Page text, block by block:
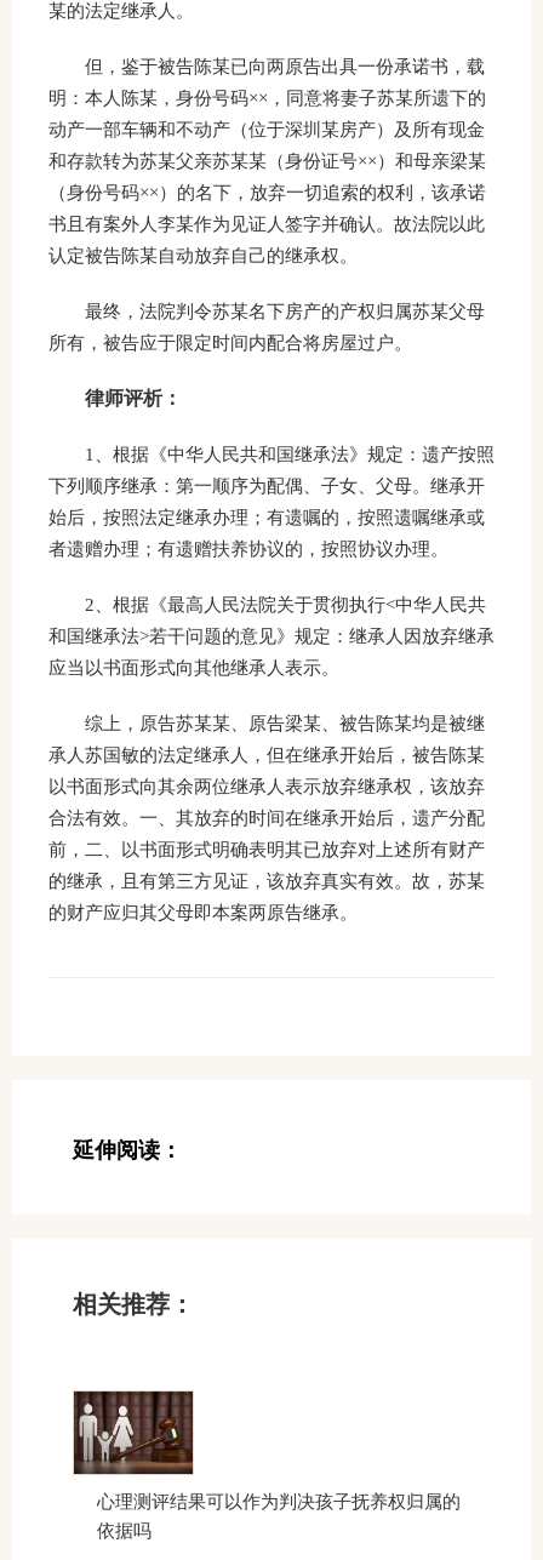
某的法定继承人。
但，鉴于被告陈某已向两原告出具一份承诺书，载
明：本人陈某，身份号码××，同意将妻子苏某所遗下的
动产一部车辆和不动产（位于深圳某房产）及所有现金
和存款转为苏某父亲苏某某（身份证号××）和母亲梁某
（身份号码××）的名下，放弃一切追索的权利，该承诺
书且有案外人李某作为见证人签字并确认。故法院以此
认定被告陈某自动放弃自己的继承权。
最终，法院判令苏某名下房产的产权归属苏某父母
所有，被告应于限定时间内配合将房屋过户。
律师评析：
1、根据《中华人民共和国继承法》规定：遗产按照
下列顺序继承：第一顺序为配偶、子女、父母。继承开
始后，按照法定继承办理；有遗嘱的，按照遗嘱继承或
者遗赠办理；有遗赠扶养协议的，按照协议办理。
2、根据《最高人民法院关于贯彻执行<中华人民共
和国继承法>若干问题的意见》规定：继承人因放弃继承
应当以书面形式向其他继承人表示。
综上，原告苏某某、原告梁某、被告陈某均是被继
承人苏国敏的法定继承人，但在继承开始后，被告陈某
以书面形式向其余两位继承人表示放弃继承权，该放弃
合法有效。一、其放弃的时间在继承开始后，遗产分配
前，二、以书面形式明确表明其已放弃对上述所有财产
的继承，且有第三方见证，该放弃真实有效。故，苏某
的财产应归其父母即本案两原告继承。
延伸阅读：
相关推荐：
心理测评结果可以作为判决孩子抚养权归属的
依据吗